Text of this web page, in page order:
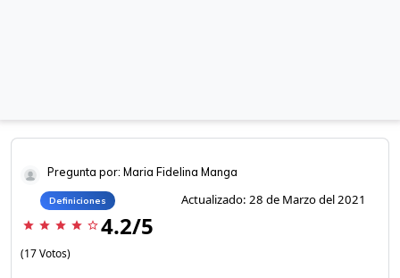
Pregunta por: Maria Fidelina Manga
Definiciones Actualizado: 28 de Marzo del 2021
star star star star star_border 4.2/5
(17 Votos)